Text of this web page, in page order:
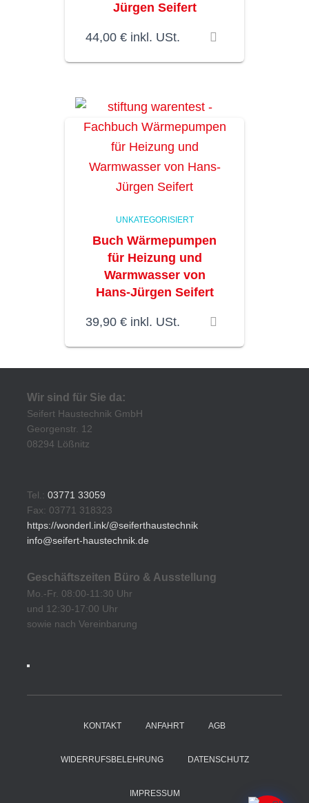
Jürgen Seifert
44,00 € inkl. USt.
UNKATEGORISIERT
Buch Wärmepumpen
für Heizung und
Warmwasser von
Hans-Jürgen Seifert
39,90 € inkl. USt.
Wir sind für Sie da:
Seifert Haustechnik GmbH
Georgenstr. 12
08294 Lößnitz
Tel.: 03771 33059
Fax: 03771 318323
https://wonderl.ink/@seiferthaustechnik
info@seifert-haustechnik.de
Geschäftszeiten Büro & Ausstellung
Mo.-Fr. 08:00-11:30 Uhr
und 12:30-17:00 Uhr
sowie nach Vereinbarung
KONTAKT ANFAHRT AGB
WIDERRUFSBELEHRUNG DATENSCHUTZ
IMPRESSUM